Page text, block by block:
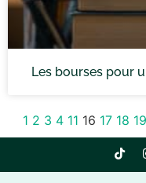
Les bourses pour
1 2 3 4 11 16 17 18 19